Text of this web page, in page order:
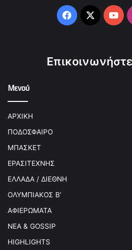
Facebook
X
Μενού
ΑΡΧΙΚΗ
ΠΟΔΟΣΦΑΙΡΟ
ΜΠΑΣΚΕΤ
ΕΡΑΣΙΤΕΧΝΗΣ
ΕΛΛΑΔΑ / ΔΙΕΘΝΗ
ΟΛΥΜΠΙΑΚΟΣ Β’
ΑΦΙΕΡΩΜΑΤΑ
ΝΕΑ & GOSSIP
HIGHLIGHTS